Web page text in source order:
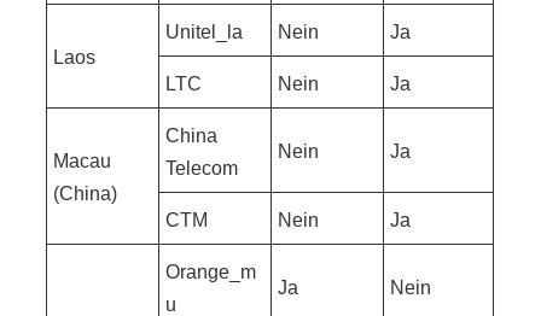
Laos
Unitel_la Nein Ja
LTC Nein Ja
Macau
(China)
China
Telecom
Nein Ja
CTM Nein Ja
Orange_m
u
Ja Nein